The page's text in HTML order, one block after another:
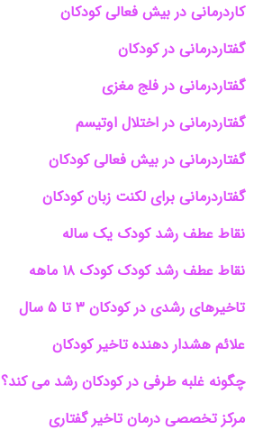
کاردرمانی در بیش فعالی کودکان
گفتاردرمانی در کودکان
گفتاردرمانی در فلج مغزی
گفتاردرمانی در اختلال اوتیسم
گفتاردرمانی در بیش فعالی کودکان
گفتاردرمانی برای لکنت زبان کودکان
نقاط عطف رشد کودک یک ساله
نقاط عطف رشد کودک کودک ۱۸ ماهه
تاخیرهای رشدی در کودکان ۳ تا ۵ سال
علائم هشدار دهنده تاخیر کودکان
چگونه غلبه طرفی در کودکان رشد می کند؟
مرکز تخصصی درمان تاخیر گفتاری